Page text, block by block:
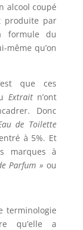
alcool coupé
produite par
formule du
même qu’on
que ces
Extraitn’ont
Donc
de Toilette
à 5%. Et
marques à
Parfum » ou
terminologie
qu’elle a